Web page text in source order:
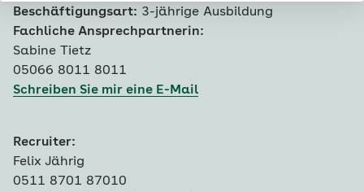
Beschäftigungsart: 3-jährige Ausbildung
Fachliche Ansprechpartnerin:
Sabine Tietz
05066 8011 8011
Schreiben Sie mir eine E-Mail
Recruiter:
Felix Jährig
0511 8701 87010